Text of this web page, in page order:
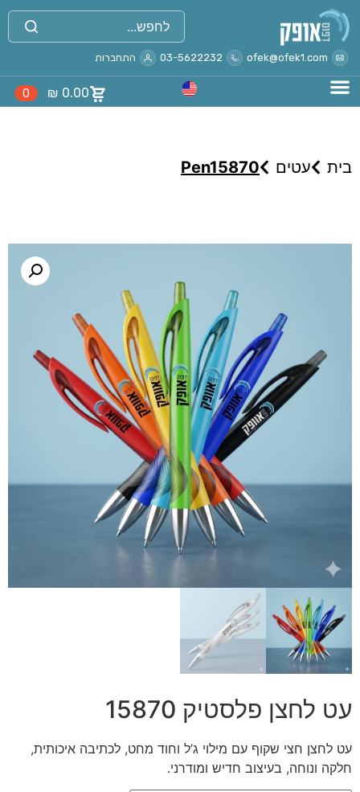
ofek@ofek1.com
03-5622232 התחברות
₪ 0.00
0
בית עטים Pen15870
עט לחצן פלסטיק 15870
עט לחצן חצי שקוף עם מילוי ג’ל וחוד מחט, לכתיבה איכותית,
חלקה ונוחה, בעיצוב חדיש ומודרני.